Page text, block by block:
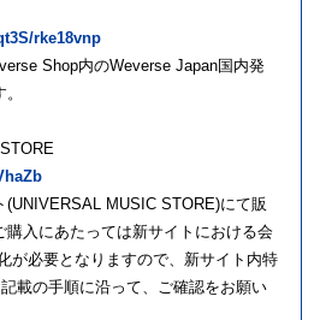
rke18vnp
Shop内のWeverse Japan国内発
MUSIC STORE)にて販
購入にあたっては新サイトにおける会
が必要となりますので、新サイト内特
載の手順に沿って、ご確認をお願い